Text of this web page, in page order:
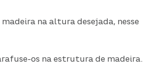
madeira na altura desejada, nesse
os na estrutura de madeira.